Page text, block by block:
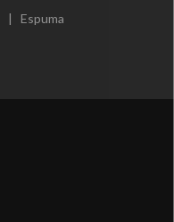
| Espuma